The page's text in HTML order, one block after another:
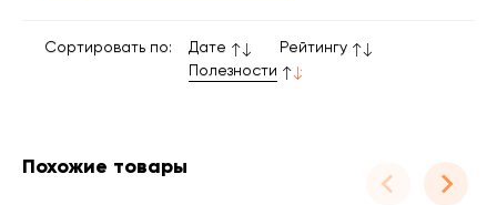
Сортировать по: Дате
Рейтингу
Полезности
Похожие товары